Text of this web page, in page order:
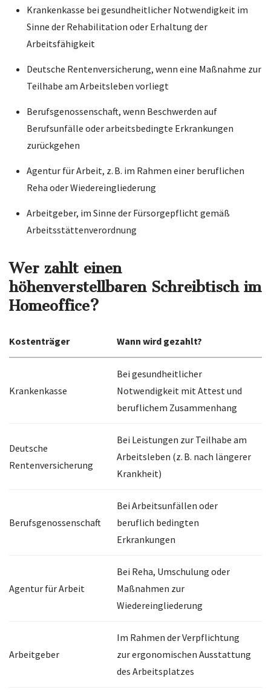
Krankenkasse bei gesundheitlicher Notwendigkeit im
Sinne der Rehabilitation oder Erhaltung der
Arbeitsfähigkeit
Deutsche Rentenversicherung, wenn eine Maßnahme zur
Teilhabe am Arbeitsleben vorliegt
Berufsgenossenschaft, wenn Beschwerden auf
Berufsunfälle oder arbeitsbedingte Erkrankungen
zurückgehen
Agentur für Arbeit, z. B. im Rahmen einer beruflichen
Reha oder Wiedereingliederung
Arbeitgeber, im Sinne der Fürsorgepflicht gemäß
Arbeitsstättenverordnung
Wer zahlt einen
höhenverstellbaren Schreibtisch im
Homeoffice?
Kostenträger Wann wird gezahlt?
Krankenkasse
Bei gesundheitlicher
Notwendigkeit mit Attest und
beruflichem Zusammenhang
Deutsche
Rentenversicherung
Bei Leistungen zur Teilhabe am
Arbeitsleben (z. B. nach längerer
Krankheit)
Berufsgenossenschaft
Bei Arbeitsunfällen oder
beruflich bedingten
Erkrankungen
Agentur für Arbeit
Bei Reha, Umschulung oder
Maßnahmen zur
Wiedereingliederung
Arbeitgeber
Im Rahmen der Verpflichtung
zur ergonomischen Ausstattung
des Arbeitsplatzes